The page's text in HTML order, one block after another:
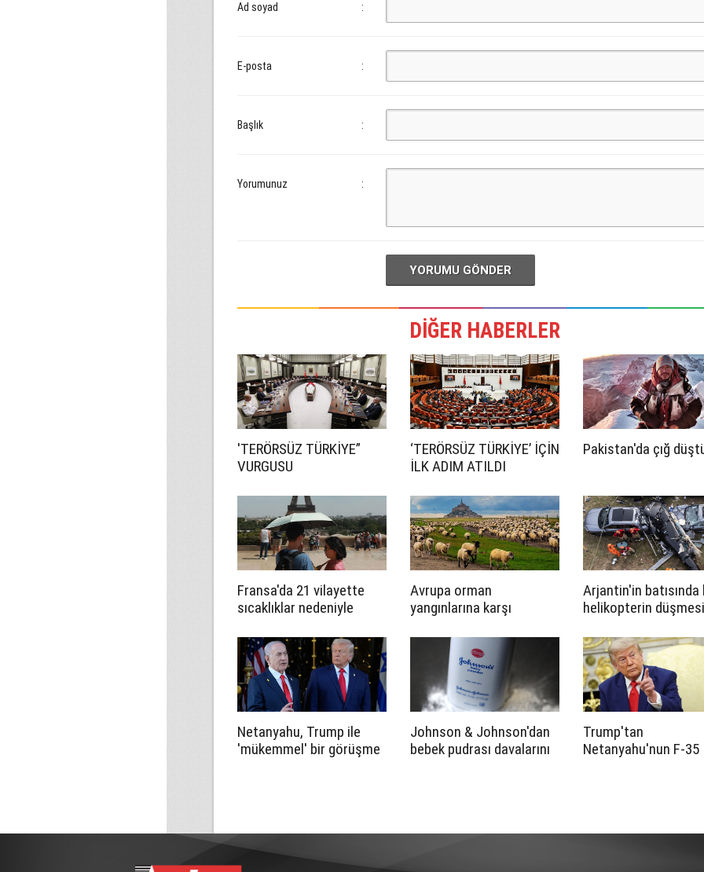
Ad soyad :
E-posta :
Başlık :
Yorumunuz :
YORUMU GÖNDER
DİĞER HABERLER
'TERÖRSÜZ TÜRKİYE”
VURGUSU
‘TERÖRSÜZ TÜRKİYE’ İÇİN
İLK ADIM ATILDI
Pakistan'da çığ
Fransa'da 21 vilayette
sıcaklıklar nedeniyle
Avrupa orman
yangınlarına karşı
koyunlarda arıyor
Arjantin'in batısında
helikopterin düşmesi
Netanyahu, Trump ile
'mükemmel' bir görüşme
Johnson & Johnson'dan
bebek pudrası davalarını
Trump'tan
Netanyahu'nun F-35